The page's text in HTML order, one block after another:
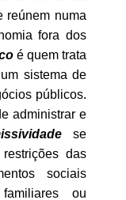
reúnem numa
fora dos
é quem trata
sistema de
públicos.
administrar e
se
das
sociais
ou